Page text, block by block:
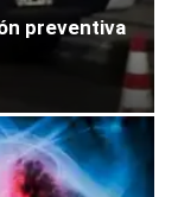
preventiva